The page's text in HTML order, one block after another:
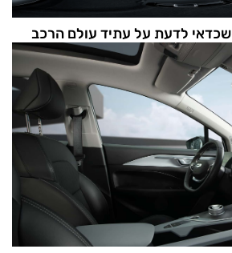
לדעת על עתיד עולם הרכב